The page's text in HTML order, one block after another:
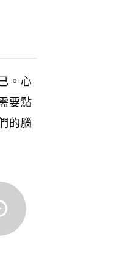
。心
要點
的腦